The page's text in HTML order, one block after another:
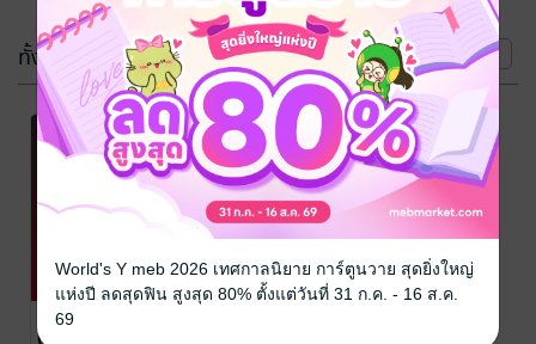
ทั้งหมด (2 เล่ม) หน้าที่ 1
เมื่อเขาไม่รัก
(หนังสือเสียง)
World's Y meb 2026 เทศกาลนิยาย การ์ตูนวาย สุดยิ่งใหญ่
แห่งปี ลดสุดฟิน สูงสุด 80% ตั้งแต่วันที่ 31 ก.ค. - 16 ส.ค.
69